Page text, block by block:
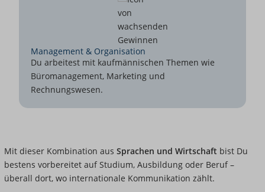
Management & Organisation
Du arbeitest mit kaufmännischen Themen wie
Büromanagement, Marketing und
Rechnungswesen.
Mit dieser Kombination aus Sprachen und Wirtschaft bist Du
bestens vorbereitet auf Studium, Ausbildung oder Beruf –
überall dort, wo internationale Kommunikation zählt.